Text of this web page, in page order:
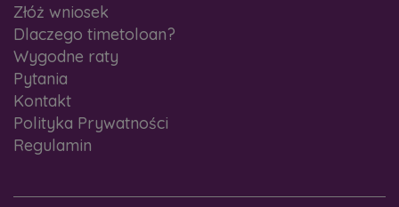
Złóż wniosek
Dlaczego timetoloan?
Wygodne raty
Pytania
Kontakt
Polityka Prywatności
Regulamin